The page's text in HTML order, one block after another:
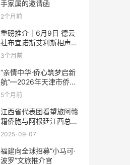
手家属的邀请函
2个月前
重磅推介｜6月9日 德云
社布宜诺斯艾利斯相声专
场！国风曲艺邂逅南美风
结！
3个月前
“亲情中华·侨心筑梦启新
航”—2026年天津市侨界
新春联谊活动成功举办
5个月前
江西省代表团看望旅阿赣
籍侨胞与阿根廷江西总商
会座谈
2025-09-07
福建向全球招募“小马可·
波罗”文旅推介官